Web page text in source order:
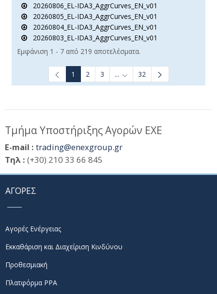
20260806_EL-IDA3_AggrCurves_EN_v01
20260805_EL-IDA3_AggrCurves_EN_v01
20260804_EL-IDA3_AggrCurves_EN_v01
20260803_EL-IDA3_AggrCurves_EN_v01
Εμφάνιση 1 - 7 από 219 αποτελέσματα.
1 2 3 ... Ενδιάμεσες σελίδες Use
32
Τμήμα Υποστήριξης Αγορών ΕΧΕ
E-mail : trading@enexgroup.gr
Τηλ : (+30) 210 33 66 845
ΑΓΟΡΕΣ
Αγορές Ενέργειας
Εκκαθάριση και Διαχείριση Κινδύνου
Προθεσμιακή
Πλατφόρμα PPA